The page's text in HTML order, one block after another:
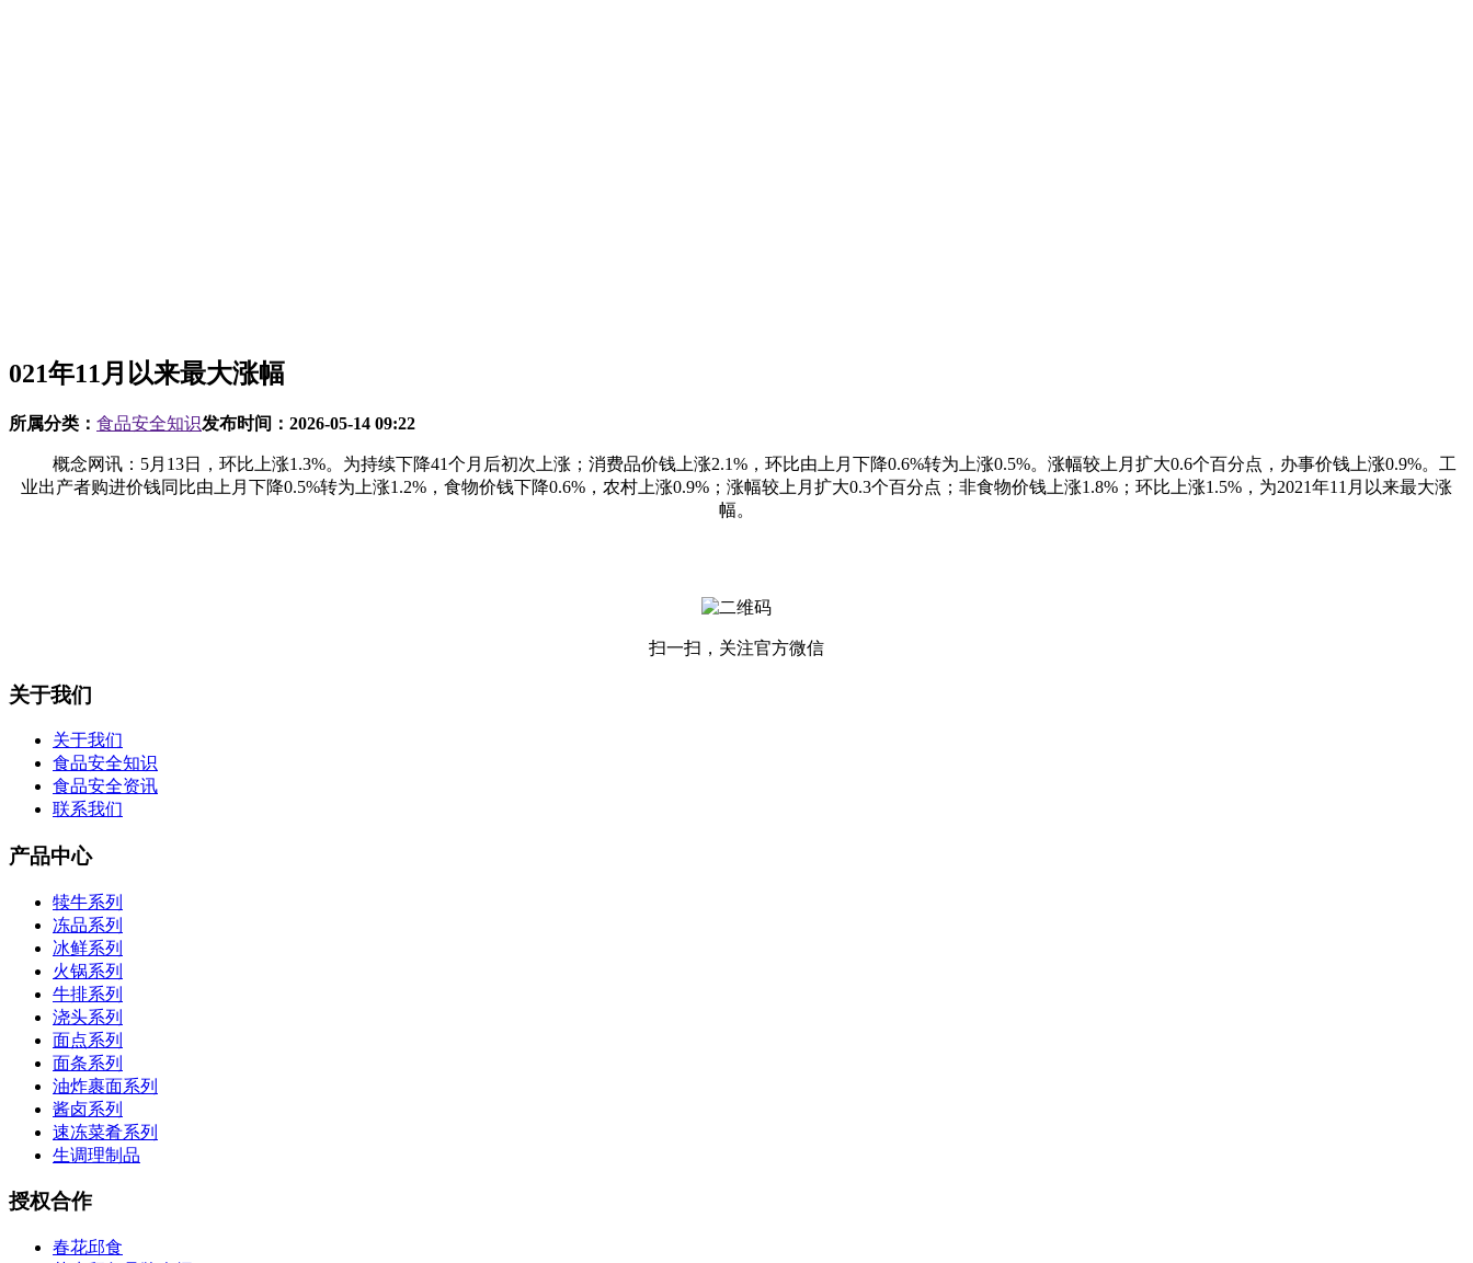
021年11月以来最大涨幅
所属分类： 食品安全知识发布时间： 2026-05-14 09:22
概念网讯：5月13日，环比上涨1.3%。为持续下降41个月后初次上涨；消费品价钱上涨2.1%，环比由上月下降0.6%转为上涨0.5%。涨幅较上月扩大0.6个百分点，办事价钱上涨0.9%。工
业出产者购进价钱同比由上月下降0.5%转为上涨1.2%，食物价钱下降0.6%，农村上涨0.9%；涨幅较上月扩大0.3个百分点；非食物价钱上涨1.8%；环比上涨1.5%，为2021年11月以来最大涨
幅。
扫一扫，关注官方微信
关于我们
关于我们
食品安全知识
食品安全资讯
联系我们
产品中心
犊牛系列
冻品系列
冰鲜系列
火锅系列
牛排系列
浇头系列
面点系列
面条系列
油炸裹面系列
酱卤系列
速冻菜肴系列
生调理制品
授权合作
春花邱食